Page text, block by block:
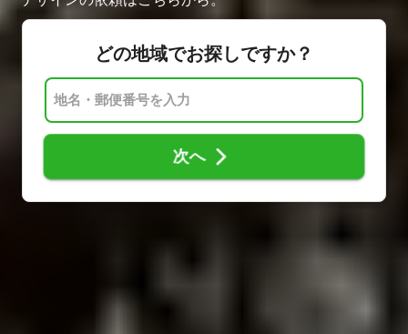
どの地域でお探しですか？
次へ